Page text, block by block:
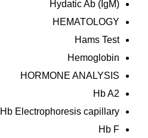
Hydatic Ab (IgM)
HEMATOLOGY
Hams Test
Hemoglobin
HORMONE ANALYSIS
Hb A2
Hb Electrophoresis capillary
Hb F